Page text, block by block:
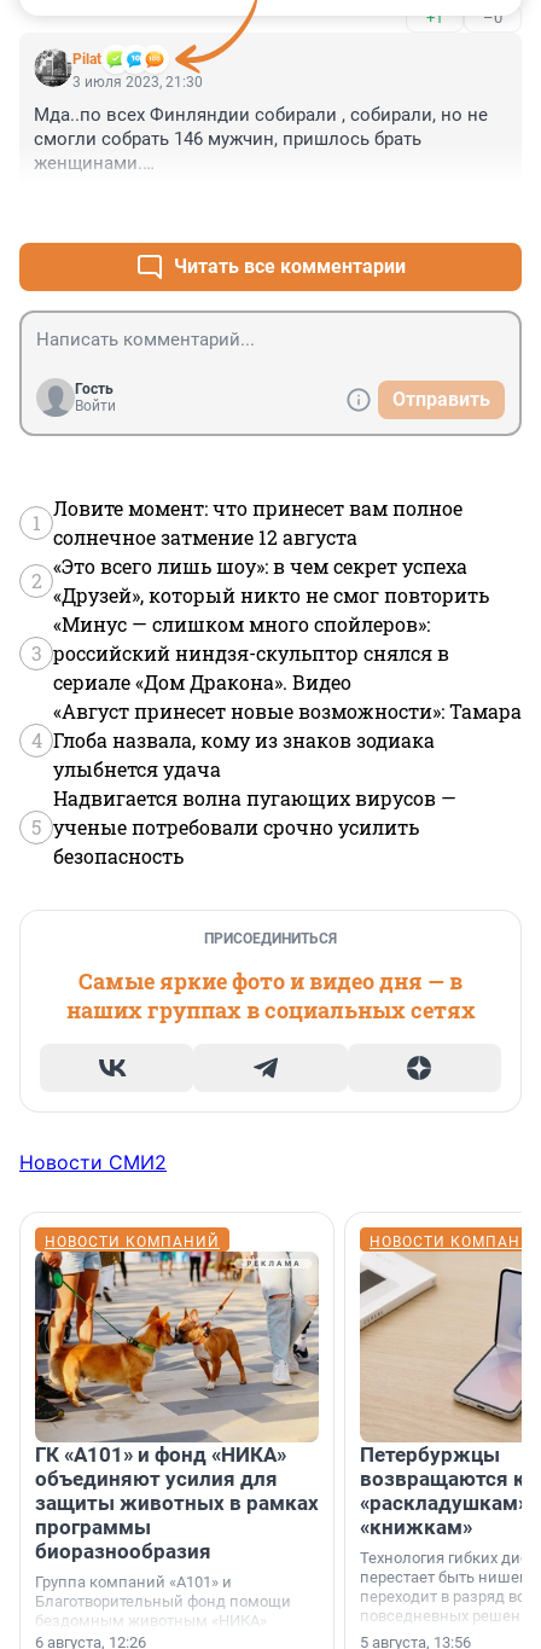
более в НАТО.
+1 –0
Pilat
3 июля 2023, 21:30
Мда..по всех Финляндии собирали , собирали, но не
смогли собрать 146 мужчин, пришлось брать
женщинами.
Читать все комментарии
Гость
Войти
Отправить
1
Ловите момент: что принесет вам полное
солнечное затмение 12 августа
2
«Это всего лишь шоу»: в чем секрет успеха
«Друзей», который никто не смог повторить
3
«Минус — слишком много спойлеров»:
российский ниндзя-скульптор снялся в
сериале «Дом Дракона». Видео
4
«Август принесет новые возможности»: Тамара
Глоба назвала, кому из знаков зодиака
улыбнется удача
5
Надвигается волна пугающих вирусов —
ученые потребовали срочно усилить
безопасность
ПРИСОЕДИНИТЬСЯ
Самые яркие фото и видео дня — в
наших группах в социальных сетях
Новости СМИ2
НОВОСТИ КОМПАНИЙ
ГК «А101» и фонд «НИКА»
объединяют усилия для
защиты животных в рамках
программы
биоразнообразия
Группа компаний «А101» и
Благотворительный фонд помощи
бездомным животным «НИКА»
заключили соглашение о
6 августа, 12:26
НОВОСТИ
Петербуржцы
возвращаются к
«раскладушкам»
«книжкам»
Технология гибких
перестает быть
переходит в разряд
повседневных
5 августа, 13:56